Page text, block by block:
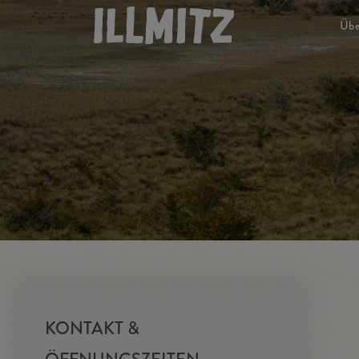
KONTAKT &